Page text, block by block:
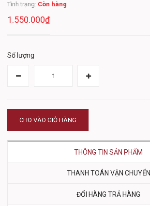
Tình trạng: Còn hàng
1.550.000₫
Số lượng
CHO VÀO GIỎ HÀNG
THÔNG TIN SẢN PHẨM
THANH TOÁN VẬN CHUYỂN
ĐỔI HÀNG TRẢ HÀNG